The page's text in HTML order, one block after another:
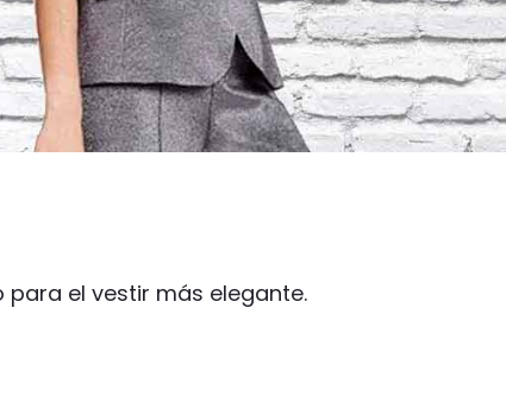
el vestir más elegante.